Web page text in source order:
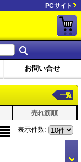
PCサイト
お問い合せ
一覧
売れ筋順
表示件数: